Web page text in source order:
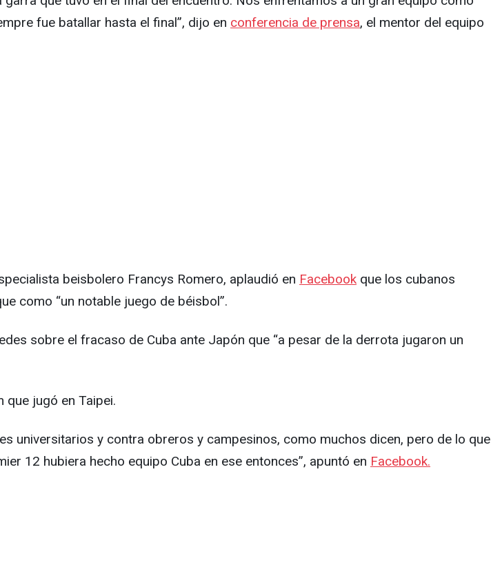
fue batallar hasta el final”, dijo en conferencia de prensa, el mentor del equipo
beisbolero Francys Romero, aplaudió en Facebook que los cubanos
como “un notable juego de béisbol”.
sobre el fracaso de Cuba ante Japón que “a pesar de la derrota jugaron un
que jugó en Taipei.
universitarios y contra obreros y campesinos, como muchos dicen, pero de lo que
12 hubiera hecho equipo Cuba en ese entonces”, apuntó en Facebook.